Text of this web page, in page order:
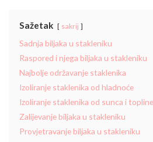
Sažetak sakrij
Sadnja biljaka u stakleniku
Raspored i njega biljaka u stakleniku
Najbolje održavanje staklenika
Izoliranje staklenika od hladnoće
Izoliranje staklenika od sunca i topline
Zalijevanje biljaka u stakleniku
Provjetravanje biljaka u stakleniku